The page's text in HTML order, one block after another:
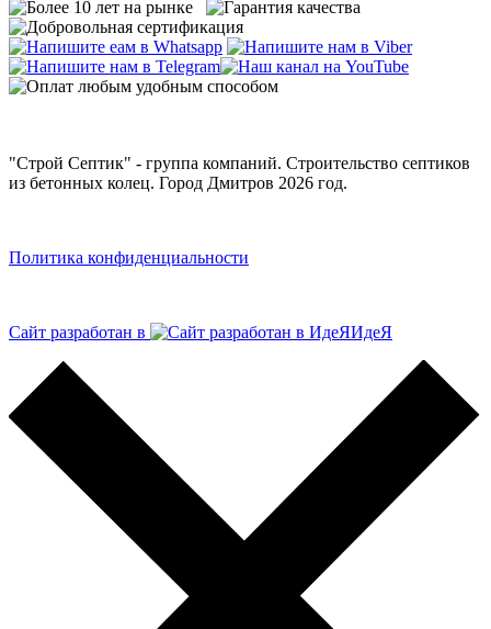
"Строй Септик" - группа компаний. Строительство септиков
из бетонных колец. Город Дмитров 2026 год.
Политика конфиденциальности
Сайт разработан в ИдеЯ